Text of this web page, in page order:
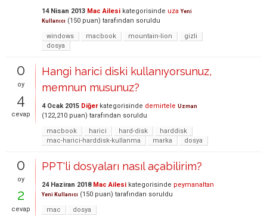
14 Nisan 2013 Mac Ailesi kategorisinde uza Yeni
Kullanıcı (150 puan) tarafından soruldu
windows
macbook mountain-lion
gizli
dosya
0
oy
4
cevap
Hangi harici diski kullanıyorsunuz,
memnun musunuz?
4 Ocak 2015 Diğerkategorisinde demirtele Uzman
(122,210 puan) tarafından soruldu
macbook
harici hard-disk
harddisk
mac-harici-harddisk-kullanma
marka dosya
0
oy
2
cevap
PPT'li dosyaları nasıl açabilirim?
24 Haziran 2018 Mac Ailesi kategorisinde peymanaltan
Yeni Kullanıcı (150 puan) tarafından soruldu
mac
dosya